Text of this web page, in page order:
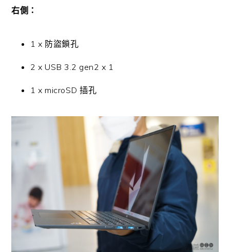
右側：
1 x 防盜鎖孔
2 x USB 3.2 gen2 x 1
1 x microSD 插孔